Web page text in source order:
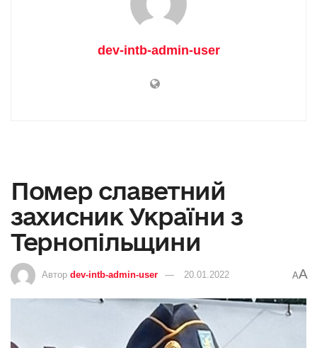
dev-intb-admin-user
Помер славетний
захисник України з
Тернопільщини
Автор dev-intb-admin-user 20.01.2022 AA